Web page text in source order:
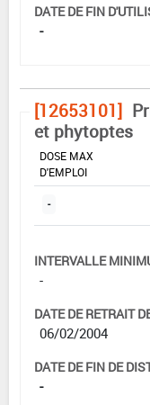
DATE DE FIN
-
[12653101]
et phytoptes
DOSE MAX
D'EMPLOI
-
INTERVALLE
-
DATE DE RETRAIT
06/02/2004
DATE DE FIN DE
-